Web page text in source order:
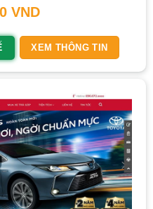
VND
XEM THÔNG TIN